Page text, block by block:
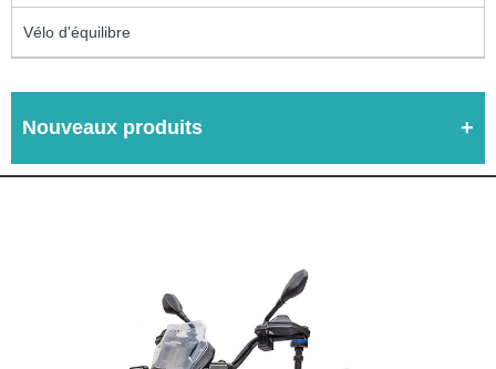
Vélo d'équilibre
Nouveaux produits